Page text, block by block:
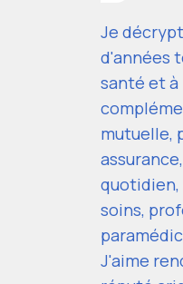
Je
d'années
santé et
mutuelle,
quotidien,
soins,
J'aime